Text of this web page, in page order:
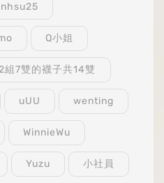
Q小姐
7雙的襪子共14雙
uUU wenting
WinnieWu
Yuzu 小社員